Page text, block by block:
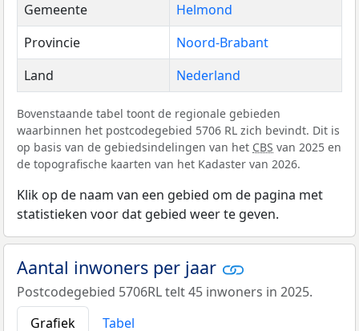
Gemeente
Helmond
Provincie
Noord-Brabant
Land
Nederland
Bovenstaande tabel toont de regionale gebieden
waarbinnen het postcodegebied 5706 RL zich bevindt. Dit is
op basis van de gebiedsindelingen van het CBS van 2025 en
de topografische kaarten van het Kadaster van 2026.
Klik op de naam van een gebied om de pagina met
statistieken voor dat gebied weer te geven.
Aantal inwoners per jaar
Postcodegebied 5706RL telt 45 inwoners in 2025.
Grafiek
Tabel